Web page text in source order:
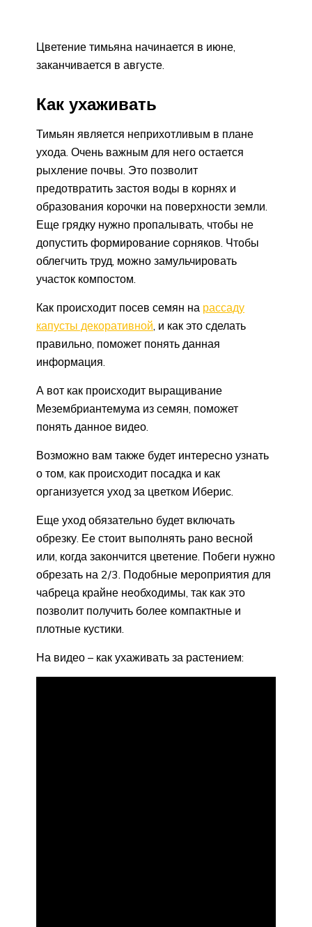
Цветение тимьяна начинается в июне,
заканчивается в августе.
Как ухаживать
Тимьян является неприхотливым в плане
ухода. Очень важным для него остается
рыхление почвы. Это позволит
предотвратить застоя воды в корнях и
образования корочки на поверхности земли.
Еще грядку нужно пропалывать, чтобы не
допустить формирование сорняков. Чтобы
облегчить труд, можно замульчировать
участок компостом.
Как происходит посев семян на рассаду
капусты декоративной, и как это сделать
правильно, поможет понять данная
информация.
А вот как происходит выращивание
Мезембриантемума из семян, поможет
понять данное видео.
Возможно вам также будет интересно узнать
о том, как происходит посадка и как
организуется уход за цветком Иберис.
Еще уход обязательно будет включать
обрезку. Ее стоит выполнять рано весной
или, когда закончится цветение. Побеги нужно
обрезать на 2/3. Подобные мероприятия для
чабреца крайне необходимы, так как это
позволит получить более компактные и
плотные кустики.
На видео – как ухаживать за растением: